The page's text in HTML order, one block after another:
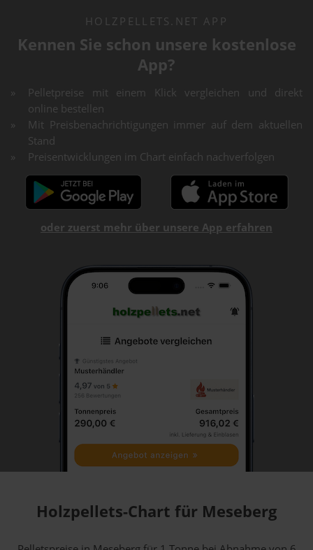
HOLZPELLETS.NET APP
Kennen Sie schon unsere kostenlose
App?
Pelletpreise mit einem Klick vergleichen und direkt
online bestellen
Mit Preisbenachrichtigungen immer auf dem aktuellen
Stand
Preisentwicklungen im Chart einfach nachverfolgen
oder zuerst mehr über unsere App erfahren
Holzpellets-Chart für Meseberg